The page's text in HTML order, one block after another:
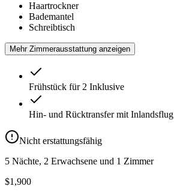
Haartrockner
Bademantel
Schreibtisch
Mehr Zimmerausstattung anzeigen
Frühstück für 2 Inklusive
Hin- und Rücktransfer mit Inlandsflug
Nicht erstattungsfähig
5 Nächte, 2 Erwachsene und 1 Zimmer
$1,900